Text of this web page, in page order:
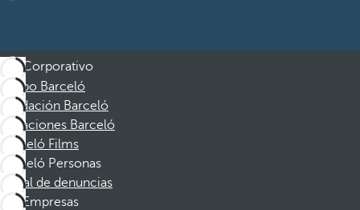
Corporativo
Grupo Barceló
Fundación Barceló
Vacaciones Barceló
Barceló Films
Barceló Personas
Canal de denuncias
Empresas